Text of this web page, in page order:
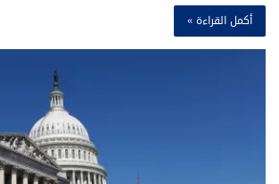
أكمل القراءة »